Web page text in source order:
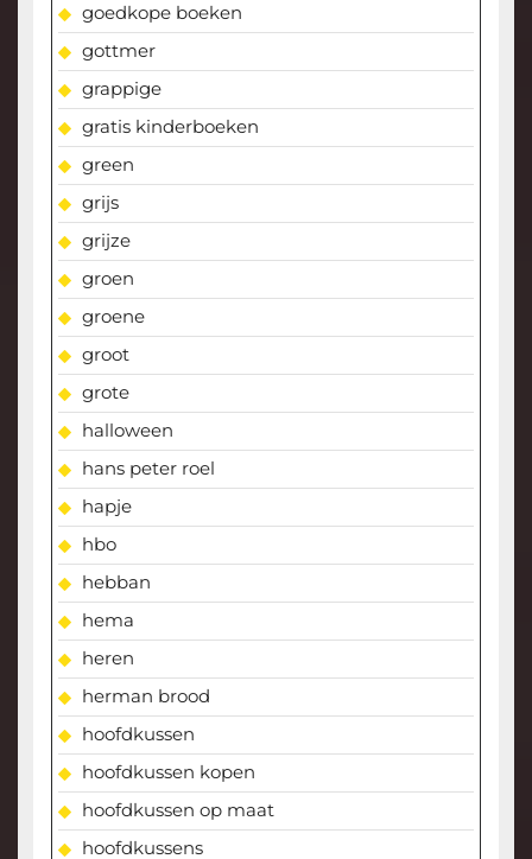
goedkope boeken
gottmer
grappige
gratis kinderboeken
green
grijs
grijze
groen
groene
groot
grote
halloween
hans peter roel
hapje
hbo
hebban
hema
heren
herman brood
hoofdkussen
hoofdkussen kopen
hoofdkussen op maat
hoofdkussens